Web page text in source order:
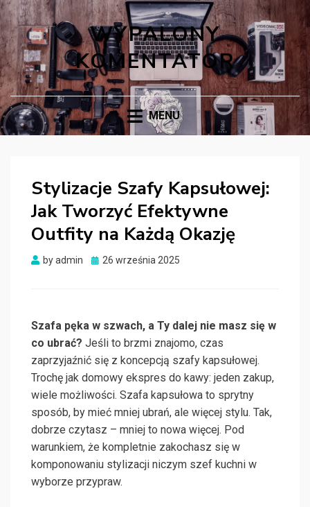
WYPALONY
KOMENTATOR
MENU
Stylizacje Szafy Kapsułowej:
Jak Tworzyć Efektywne
Outfity na Każdą Okazję
byadmin
Posted
26 września 2025
Szafa pęka w szwach, a Ty dalej nie masz się w
co ubrać? Jeśli to brzmi znajomo, czas
zaprzyjaźnić się z koncepcją szafy kapsułowej.
Trochę jak domowy ekspres do kawy: jeden zakup,
wiele możliwości. Szafa kapsułowa to sprytny
sposób, by mieć mniej ubrań, ale więcej stylu. Tak,
dobrze czytasz – mniej to nowa więcej. Pod
warunkiem, że kompletnie zakochasz się w
komponowaniu stylizacji niczym szef kuchni w
wyborze przypraw.